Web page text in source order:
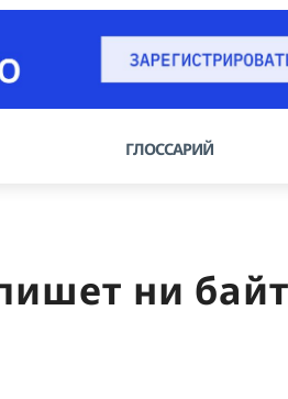
ГЛОССАРИЙ
ни